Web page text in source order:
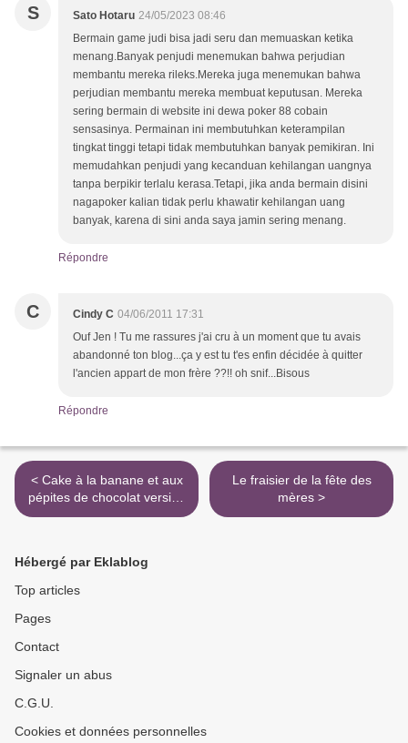
S Sato Hotaru 24/05/2023 08:46
Bermain game judi bisa jadi seru dan memuaskan ketika
menang.Banyak penjudi menemukan bahwa perjudian
membantu mereka rileks.Mereka juga menemukan bahwa
perjudian membantu mereka membuat keputusan. Mereka
sering bermain di website ini dewa poker 88 cobain
sensasinya. Permainan ini membutuhkan keterampilan
tingkat tinggi tetapi tidak membutuhkan banyak pemikiran. Ini
memudahkan penjudi yang kecanduan kehilangan uangnya
tanpa berpikir terlalu kerasa.Tetapi, jika anda bermain disini
nagapoker kalian tidak perlu khawatir kehilangan uang
banyak, karena di sini anda saya jamin sering menang.
Répondre
C Cindy C 04/06/2011 17:31
Ouf Jen ! Tu me rassures j'ai cru à un moment que tu avais
abandonné ton blog...ça y est tu t'es enfin décidée à quitter
l'ancien appart de mon frère ??!! oh snif...Bisous
Répondre
< Cake à la banane et aux
pépites de chocolat version
Sulpice
Le fraisier de la fête des
mères >
Hébergé par Eklablog
Top articles
Pages
Contact
Signaler un abus
C.G.U.
Cookies et données personnelles